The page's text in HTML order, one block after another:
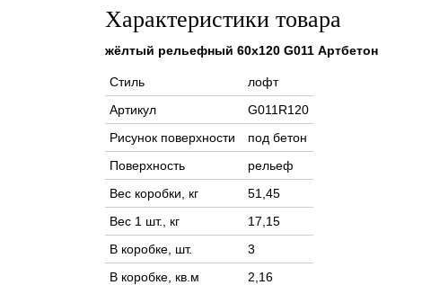
Характеристики товара
жёлтый рельефный 60х120 G011 Артбетон
Стиль
лофт
Артикул
G011R120
Рисунок поверхности
под бетон
Поверхность
рельеф
Вес коробки, кг
51,45
Вес 1 шт., кг
17,15
В коробке, шт.
3
В коробке, кв.м
2,16